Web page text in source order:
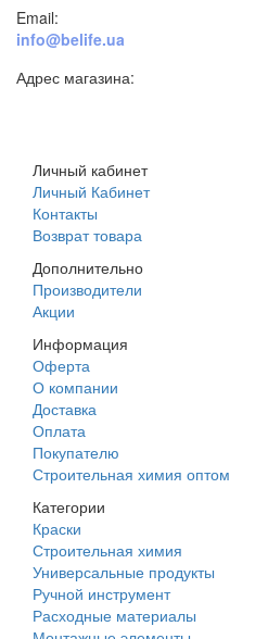
Email:
info@belife.ua
Адрес магазина:
Личный кабинет
Личный Кабинет
Контакты
Возврат товара
Дополнительно
Производители
Акции
Информация
Оферта
О компании
Доставка
Оплата
Покупателю
Строительная химия оптом
Категории
Краски
Строительная химия
Универсальные продукты
Ручной инструмент
Расходные материалы